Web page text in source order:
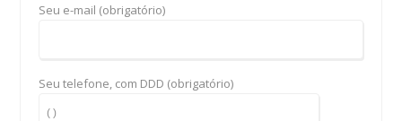
Seu e-mail (obrigatório)
Seu telefone, com DDD (obrigatório)